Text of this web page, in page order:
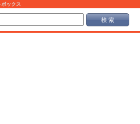
ボックス
検 索